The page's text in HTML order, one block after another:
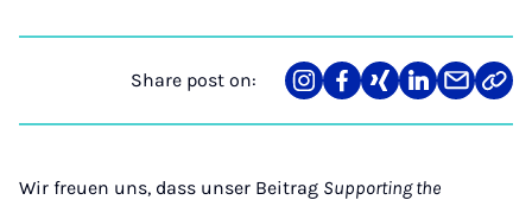
Share post on:
Share
on
Teilen
auf
Teilen
auf
Teilen
auf
Teilen
über
Link
Wir freuen uns, dass unser Beitrag Supporting the